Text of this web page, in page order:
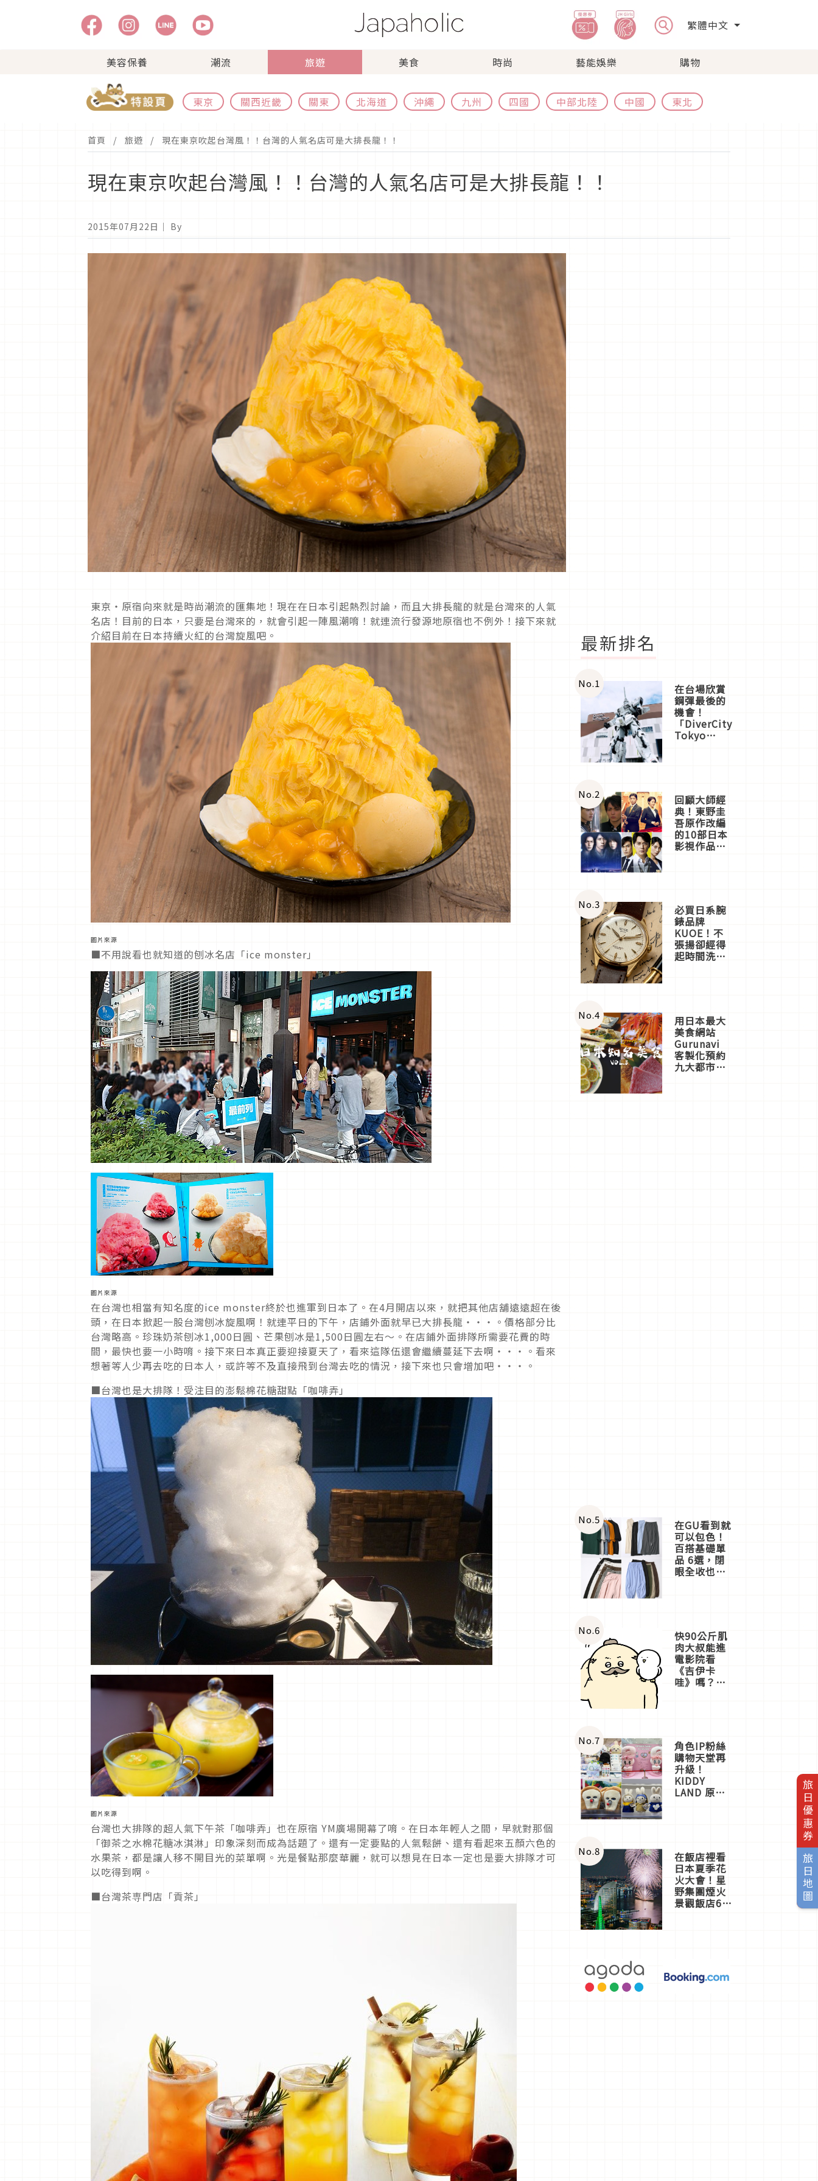
繁體中文
美容保養 潮流 旅遊 美食 時尚 藝能娛樂 購物
東京 關西近畿 關東 北海道 沖繩 九州 四國 中部北陸 中國 東北
旅日優惠券
旅日地圖
首頁 旅遊 現在東京吹起台灣風！！台灣的人氣名店可是大排長龍！！
現在東京吹起台灣風！！台灣的人氣名店可是大排長龍！！
2015年07月22日 ｜ By
東京・原宿向來就是時尚潮流的匯集地！現在在日本引起熱烈討論，而且大排長龍的就是台灣來的人氣
名店！目前的日本，只要是台灣來的，就會引起一陣風潮唷！就連流行發源地原宿也不例外！接下來就
介紹目前在日本持續火紅的台灣旋風吧。
圖片來源
■不用說看也就知道的刨冰名店「ice monster」
圖片來源
在台灣也相當有知名度的ice monster終於也進軍到日本了。在4月開店以來，就把其他店舖遠遠超在後
頭，在日本掀起一股台灣刨冰旋風啊！就連平日的下午，店鋪外面就早已大排長龍・・・。價格部分比
台灣略高。珍珠奶茶刨冰1,000日圓、芒果刨冰是1,500日圓左右～。在店鋪外面排隊所需要花費的時
間，最快也要一小時唷。接下來日本真正要迎接夏天了，看來這隊伍還會繼續蔓延下去啊・・・。看來
想著等人少再去吃的日本人，或許等不及直接飛到台灣去吃的情況，接下來也只會增加吧・・・。
■台灣也是大排隊！受注目的澎鬆棉花糖甜點「咖啡弄」
圖片來源
台灣也大排隊的超人氣下午茶「咖啡弄」也在原宿 YM廣場開幕了唷。在日本年輕人之間，早就對那個
「御茶之水棉花糖冰淇淋」印象深刻而成為話題了。還有一定要點的人氣鬆餅、還有看起來五顏六色的
水果茶，都是讓人移不開目光的菜單啊。光是餐點那麼華麗，就可以想見在日本一定也是要大排隊才可
以吃得到啊。
■台灣茶専門店「貢茶」
最新排名
No.1 在台場欣賞
鋼彈最後的
機會！
「DiverCity
Tokyo
體驗
No.2 回顧大師經
典！東野圭
吾原作改編
的10部日本
影視作品推
No.3 必買日系腕
錶品牌
KUOE！不
張揚卻經得
起時間洗鍊
No.4 用日本最大
美食網站
Gurunavi
客製化預約
九大都市餐
No.5 在GU看到就
可以包色！
百搭基礎單
品 6選，閉
眼全收也不
No.6 快90公斤肌
肉大叔能進
電影院看
《吉伊卡
哇》嗎？日
一同給出了
答案
No.7 角色IP粉絲
購物天堂再
升級！
KIDDY
LAND 原宿
店3分即達
No.8 在飯店裡看
日本夏季花
火大會！星
野集團煙火
景觀飯店6